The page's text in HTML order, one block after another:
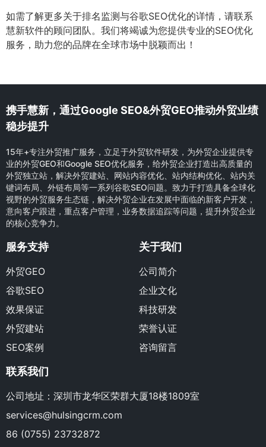
如需了解更多关于排名监测与谷歌SEO优化的详情，请联系
慧新软件的顾问团队。我们将竭诚为您提供专业的SEO优化
服务，助力您的品牌在全球市场中脱颖而出！
携手慧新，通过Google SEO&外贸GEO推动外贸业绩
稳步提升
15年+专注外贸推广服务，立足于外贸软件研发，为外贸企业提供专
业的外贸GEO和Google SEO优化服务，给外贸企业打造出高质量的
外贸独立站，解决外贸建站、网站内容优化、站内结构优化、站内关
键词布局、外链布局等一系列谷歌SEO问题。致力于打造具备全球化
视野的外贸服务生态链，解决外贸企业在发展中面临的新客户开发，
意向客户跟进，重点客户管理，业务数据追踪等问题，提升外贸企业
的核心竞争力。
服务支持
外贸GEO
谷歌SEO
效果保证
外贸建站
SEO案例
关于我们
公司简介
企业文化
科技研发
荣誉认证
咨询留言
联系我们
公司地址：深圳市龙华区荣群大厦18楼1809室
services@hulsingcrm.com
86 (0755) 23732872